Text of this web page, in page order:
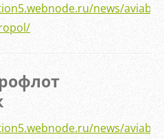
news/
news/